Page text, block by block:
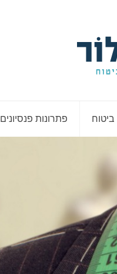
פתרונות פנסיונים